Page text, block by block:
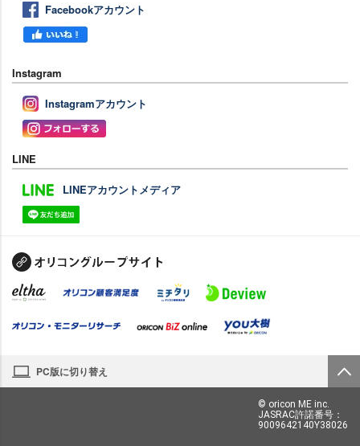
Facebookアカウント
Instagram
Instagramアカウント
LINE
LINEアカウントメディア
PC版に切り替え
© oricon ME inc.
JASRAC許諾番号：
9009642140Y38026